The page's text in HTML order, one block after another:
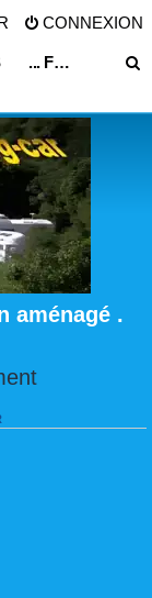
CONNEXION
... FRANCE ...
aménagé .